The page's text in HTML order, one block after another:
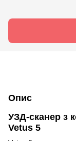
Опис
УЗД-сканер з
Vetus 5